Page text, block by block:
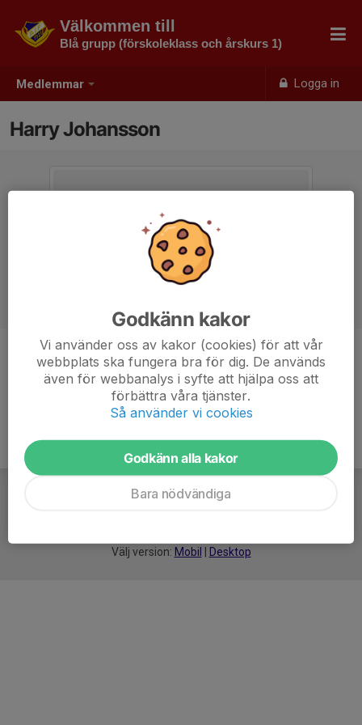
Medlemmar Logga in
Välkommen till
Blå grupp (förskoleklass och årskurs 1)
Harry Johansson
Ålder 7 år
Välj version: Mobil Desktop
Godkänn kakor
Vi använder oss av kakor (cookies) för att vår
webbplats ska fungera bra för dig. De används
även för webbanalys i syfte att hjälpa oss att
förbättra våra tjänster.
Så använder vi cookies
Godkänn alla kakor
Bara nödvändiga